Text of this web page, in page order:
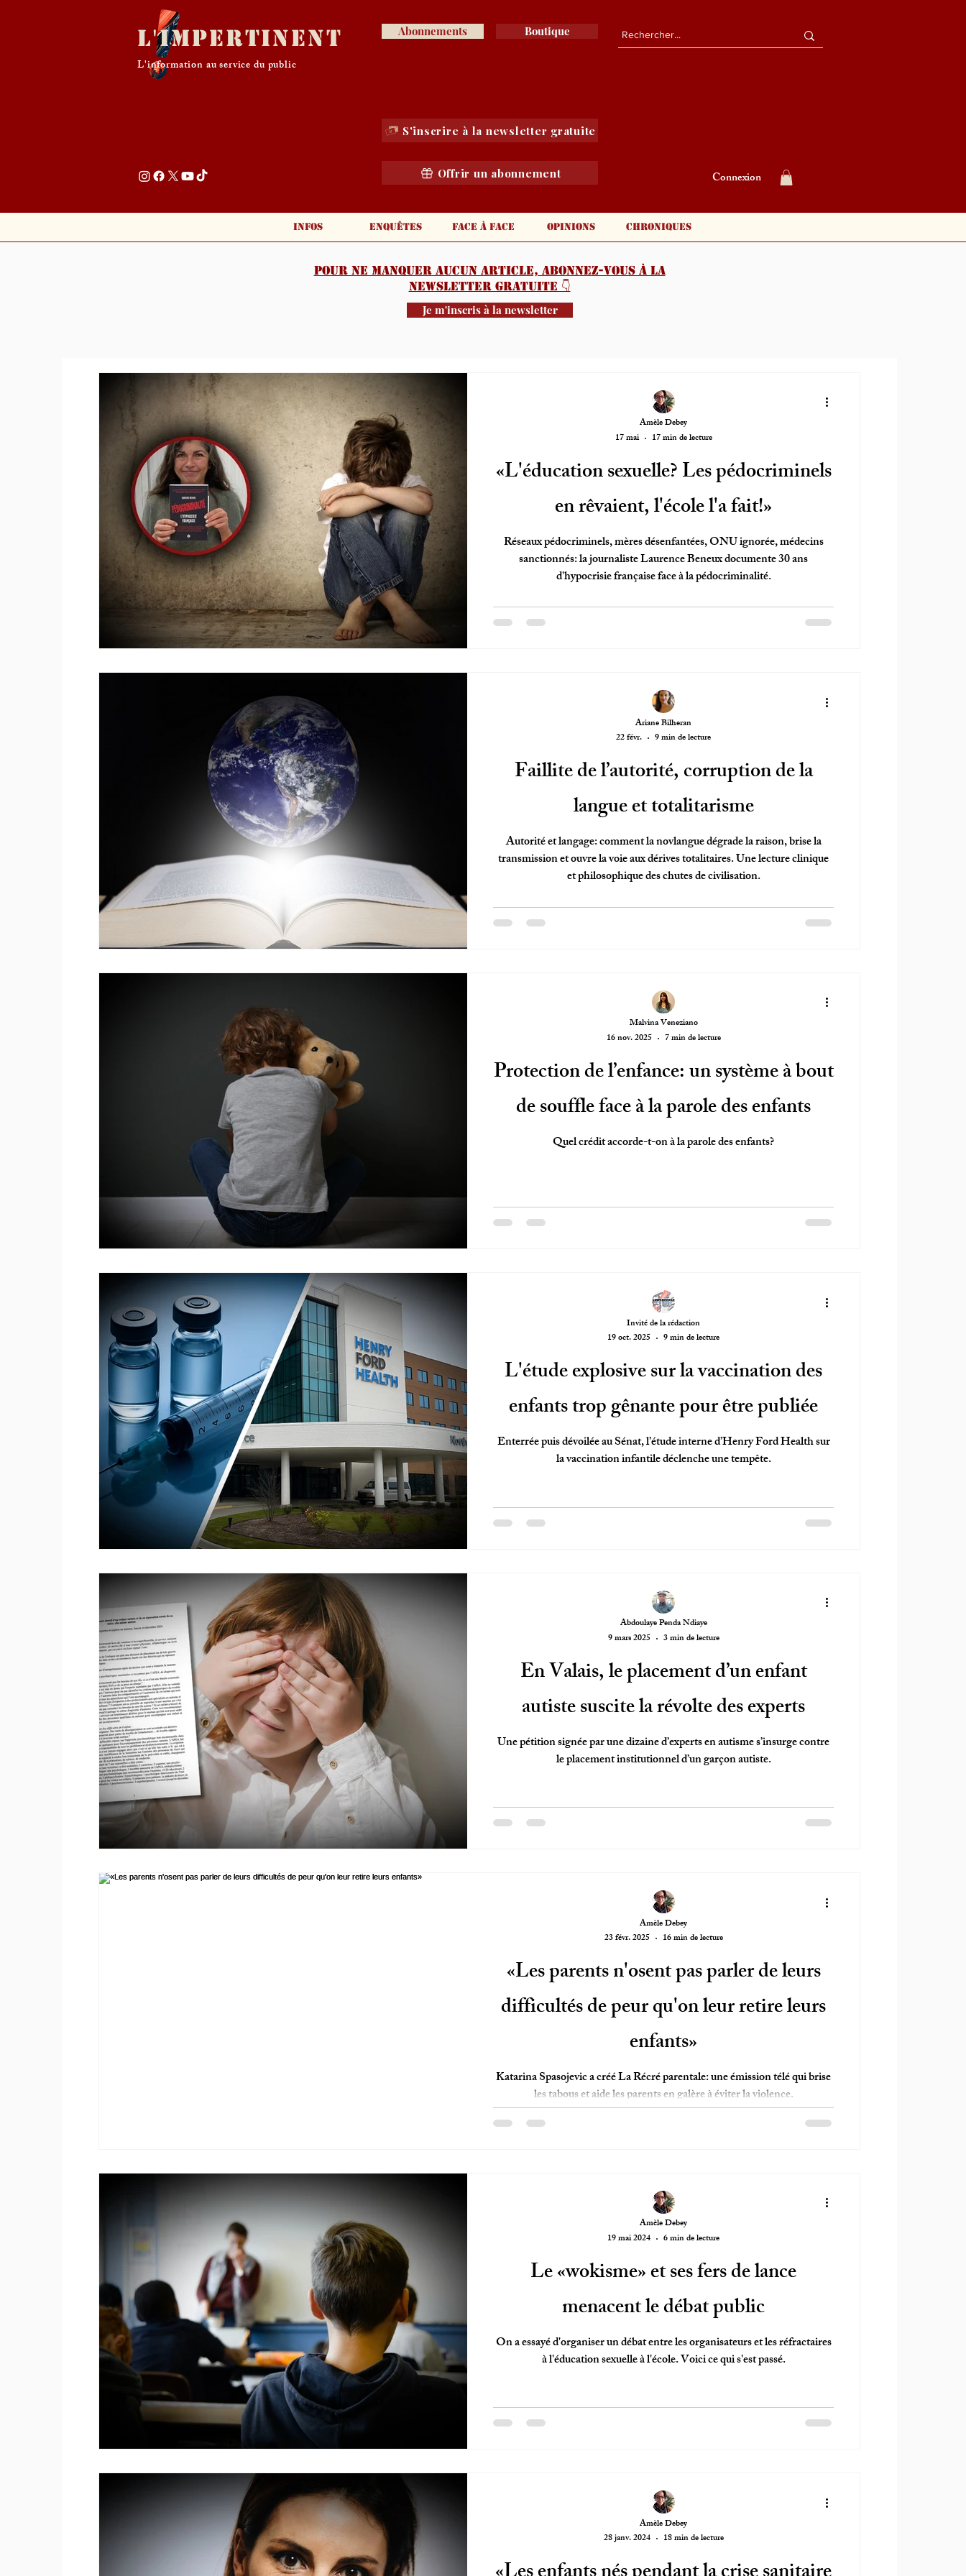
L'Impertinent
L'information au service du public
Abonnements Boutique
S'inscrire à la newsletter gratuite
Offrir un abonnement Connexion
Infos Enquêtes Face à face Opinions Chroniques
Pour ne manquer aucun article, abonnez-vous à la
newsletter gratuite 👇️
Je m'inscris à la newsletter
«L'éducation sexuelle? Les pédocriminels
en rêvaient, l'école l'a fait!»
Réseaux pédocriminels, mères désenfantées, ONU ignorée, médecins
sanctionnés: la journaliste Laurence Beneux documente 30 ans
d'hypocrisie française face à la pédocriminalité.
Amèle Debey
17 mai
17 min de lecture
Faillite de l’autorité, corruption de la
langue et totalitarisme
Autorité et langage: comment la novlangue dégrade la raison, brise la
transmission et ouvre la voie aux dérives totalitaires. Une lecture clinique
et philosophique des chutes de civilisation.
Ariane Bilheran
22 févr.
9 min de lecture
Protection de l’enfance: un système à bout
de souffle face à la parole des enfants
Quel crédit accorde-t-on à la parole des enfants?
Malvina Veneziano
16 nov. 2025
7 min de lecture
L'étude explosive sur la vaccination des
enfants trop gênante pour être publiée
Enterrée puis dévoilée au Sénat, l’étude interne d’Henry Ford Health sur
la vaccination infantile déclenche une tempête.
Invité de la rédaction
19 oct. 2025
9 min de lecture
En Valais, le placement d’un enfant
autiste suscite la révolte des experts
Une pétition signée par une dizaine d’experts en autisme s’insurge contre
le placement institutionnel d’un garçon autiste.
Abdoulaye Penda Ndiaye
9 mars 2025
3 min de lecture
«Les parents n'osent pas parler de leurs
difficultés de peur qu'on leur retire leurs
enfants»
Katarina Spasojevic a créé La Récré parentale: une émission télé qui brise
les tabous et aide les parents en galère à éviter la violence.
Amèle Debey
23 févr. 2025
16 min de lecture
Le «wokisme» et ses fers de lance
menacent le débat public
On a essayé d'organiser un débat entre les organisateurs et les réfractaires
à l'éducation sexuelle à l'école. Voici ce qui s'est passé.
Amèle Debey
19 mai 2024
6 min de lecture
Amèle Debey
28 janv. 2024
18 min de lecture